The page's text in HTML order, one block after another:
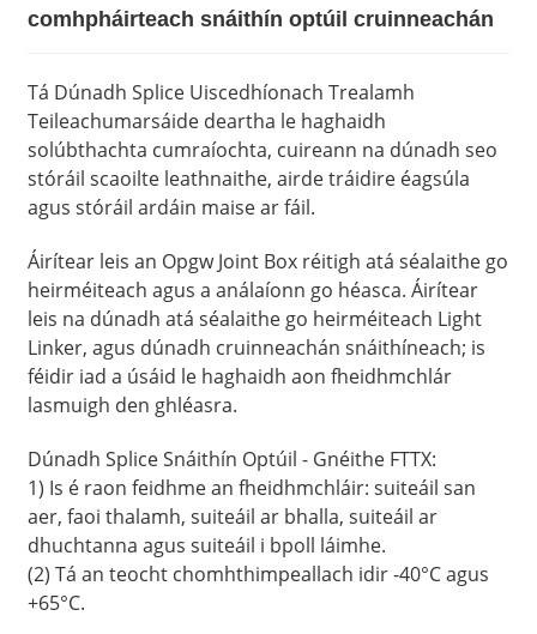
comhpháirteach snáithín optúil cruinneachán
Tá Dúnadh Splice Uiscedhíonach Trealamh
Teileachumarsáide deartha le haghaidh
solúbthachta cumraíochta, cuireann na dúnadh seo
stóráil scaoilte leathnaithe, airde tráidire éagsúla
agus stóráil ardáin maise ar fáil.
Áirítear leis an Opgw Joint Box réitigh atá séalaithe go
heirméiteach agus a análaíonn go héasca. Áirítear
leis na dúnadh atá séalaithe go heirméiteach Light
Linker, agus dúnadh cruinneachán snáithíneach; is
féidir iad a úsáid le haghaidh aon fheidhmchlár
lasmuigh den ghléasra.
Dúnadh Splice Snáithín Optúil - Gnéithe FTTX:
1) Is é raon feidhme an fheidhmchláir: suiteáil san
aer, faoi thalamh, suiteáil ar bhalla, suiteáil ar
dhuchtanna agus suiteáil i bpoll láimhe.
(2) Tá an teocht chomhthimpeallach idir -40°C agus
+65°C.